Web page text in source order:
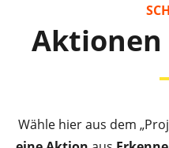
Aktionen
Wähle hier aus dem